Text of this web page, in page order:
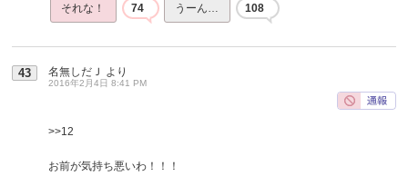
それな！ 74 うーん… 108
43 名無しだＪ より
2016年2月4日 8:41 PM
>>12
お前が気持ち悪いわ！！！